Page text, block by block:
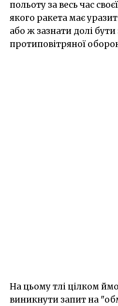
польоту за весь час
якого ракета має
або ж зазнати долі
протиповітряної
На цьому тлі цілком
виникнути запит на